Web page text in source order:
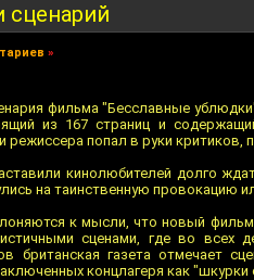
сценарий
»
фильма "Бесславные
из 167 страниц и
попал в руки критиков,
кинолюбителей долго
на таинственную провокацию
к мысли, что новый
сценами, где во всех
британская газета отмечает
концлагеря как "шкурки